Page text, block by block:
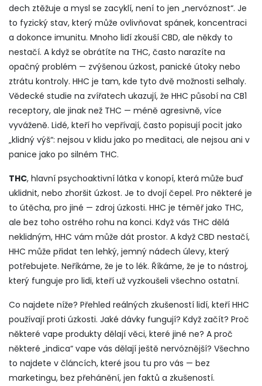
dech ztěžuje a mysl se zacyklí, není to jen „nervóznost“. Je
to fyzický stav, který může ovlivňovat spánek, koncentraci
a dokonce imunitu. Mnoho lidí zkouší CBD, ale někdy to
nestačí. A když se obrátíte na THC, často narazíte na
opačný problém — zvýšenou úzkost, panické útoky nebo
ztrátu kontroly. HHC je tam, kde tyto dvě možnosti selhaly.
Vědecké studie na zvířatech ukazují, že HHC působí na CB1
receptory, ale jinak než THC — méně agresivně, více
vyváženě. Lidé, kteří ho vepřívají, často popisují pocit jako
„klidný výš“: nejsou v klidu jako po meditaci, ale nejsou ani v
panice jako po silném THC.
THC, hlavní psychoaktivní látka v konopí, která může buď
uklidnit, nebo zhoršit úzkost. Je to dvojí čepel. Pro některé je
to útěcha, pro jiné — zdroj úzkosti. HHC je téměř jako THC,
ale bez toho ostrého rohu na konci. Když vás THC dělá
neklidným, HHC vám může dát prostor. A když CBD nestačí,
HHC může přidat ten lehký, jemný nádech úlevy, který
potřebujete. Neříkáme, že je to lék. Říkáme, že je to nástroj,
který funguje pro lidi, kteří už vyzkoušeli všechno ostatní.
Co najdete níže? Přehled reálných zkušeností lidí, kteří HHC
používají proti úzkosti. Jaké dávky fungují? Když začít? Proč
některé vape produkty dělají věci, které jiné ne? A proč
některé „indica“ vape vás dělají ještě nervóznější? Všechno
to najdete v článcích, které jsou tu pro vás — bez
marketingu, bez přehánění, jen faktů a zkušeností.